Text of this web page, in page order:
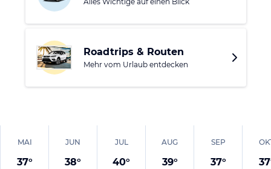
Roadtrips & Routen
Mehr vom Urlaub entdecken
MAI
37°
JUN
38°
JUL
40°
AUG
39°
SEP
37° 37